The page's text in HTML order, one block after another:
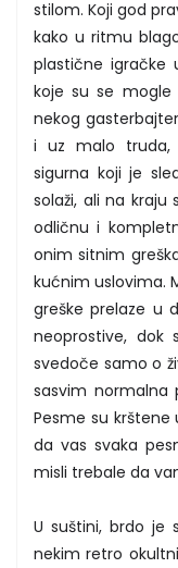
stilom. Koji god
kako u ritmu
plastične igračke
koje su se mogle
nekog
i uz malo truda,
sigurna koji je
solaži, ali na
odličnu i
onim sitnim
kućnim uslovima.
greške prelaze u
neoprostive, dok
svedoče samo o
sasvim normalna
Pesme su
da vas svaka
misli trebale da
U suštini, brdo je
nekim retro